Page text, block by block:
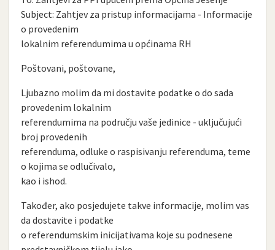
Subject: Zahtjev za pristup informacijama - Informacije
o provedenim
lokalnim referendumima u općinama RH
Poštovani, poštovane,
Ljubazno molim da mi dostavite podatke o do sada
provedenim lokalnim
referendumima na području vaše jedinice - uključujući
broj provedenih
referenduma, odluke o raspisivanju referenduma, teme
o kojima se odlučivalo,
kao i ishod.
Također, ako posjedujete takve informacije, molim vas
da dostavite i podatke
o referendumskim inicijativama koje su podnesene